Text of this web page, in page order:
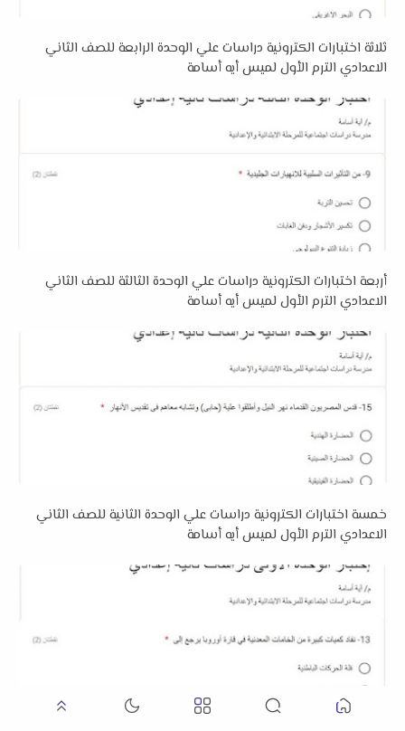
ثلاثة اختبارات الكترونية دراسات علي الوحدة الرابعة للصف الثاني
الاعدادي الترم الأول لميس أيه أسامة
أربعة اختبارات الكترونية دراسات علي الوحدة الثالثة للصف الثاني
الاعدادي الترم الأول لميس أيه أسامة
خمسة اختبارات الكترونية دراسات علي الوحدة الثانية للصف الثاني
الاعدادي الترم الأول لميس أيه أسامة